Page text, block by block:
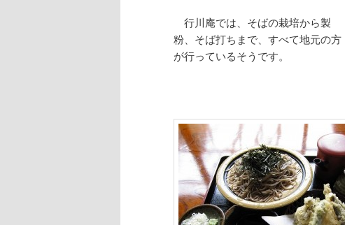
行川庵では、そばの栽培から製
粉、そば打ちまで、すべて地元の方
が行っているそうです。